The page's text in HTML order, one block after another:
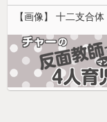
【画像】 十二支合